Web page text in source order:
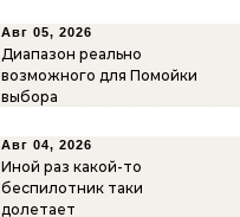
Авг 05, 2026
Диапазон реально
возможного для Помойки
выбора
Авг 04, 2026
Иной раз какой-то
беспилотник таки
долетает